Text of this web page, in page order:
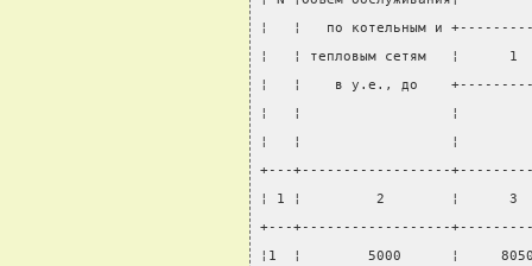
¦   ¦   по котельным и
¦   ¦ тепловым сетям   ¦
¦   ¦    в у.е., до
¦   ¦                  ¦
¦   ¦                  ¦
+---+------------------
¦ 1 ¦         2        ¦
+---+------------------
¦1  ¦        5000      ¦